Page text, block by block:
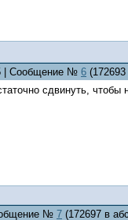
| Сообщение № 6
сдвинуть, чтобы
№ 7 (172697 в